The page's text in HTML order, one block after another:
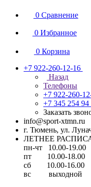
0 Сравнение
0 Избранное
0 Корзина
+7 922-260-12-16
Назад
Телефоны
+7 922-260-
+7 345 254 94
Заказать
info@sport-xtmn.ru
г. Тюмень, ул.
ЛЕТНЕЕ
пн-чт 10.00-19.00
пт 10.00-18.00
сб 10.00-16.00
вс выходной